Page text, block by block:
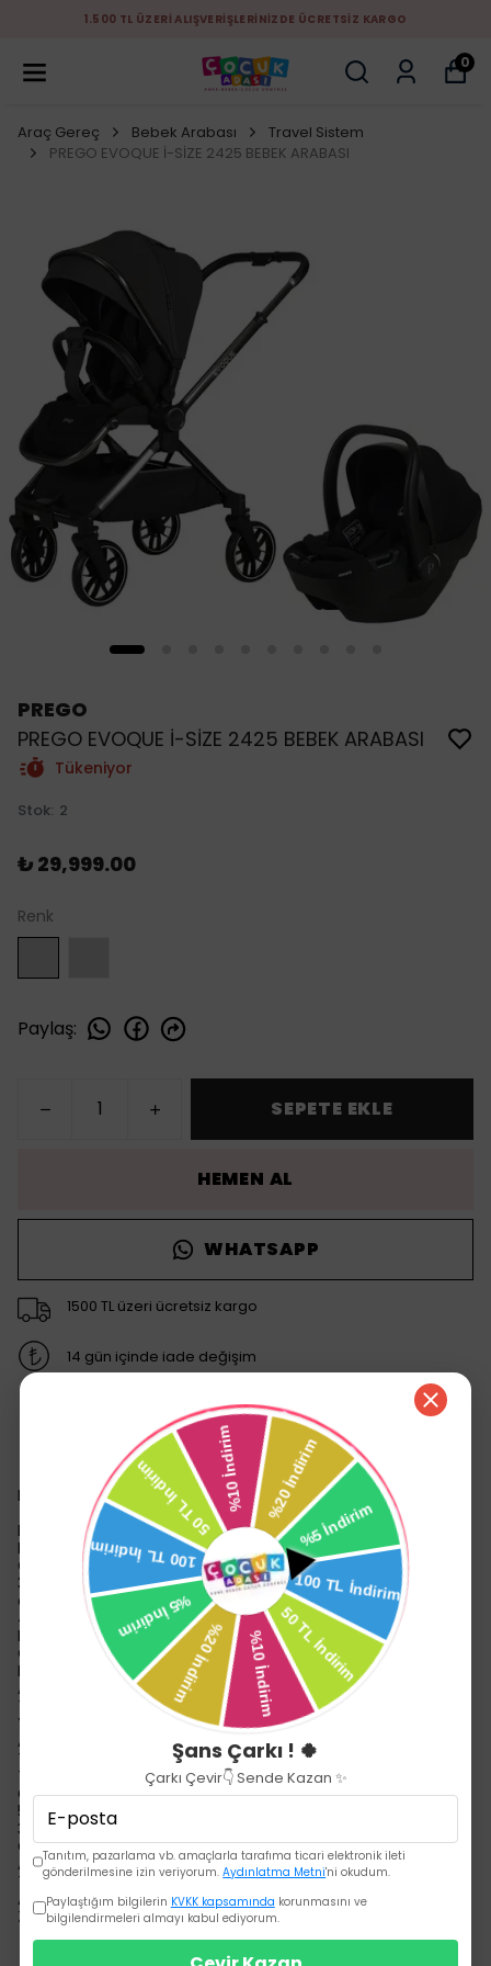
1.500 TL ÜZERİ ALIŞVERİŞLERİNİZDE ÜCRETSİZ KARGO
0
Araç Gereç Bebek Arabası
Travel Sistem
PREGO EVOQUE İ-SİZE 2425 BEBEK ARABASI
PREGO
PREGO EVOQUE İ-SİZE 2425 BEBEK ARABASI
Tükeniyor
Stok: 2
₺ 29,999.00
Renk
Paylaş:
SEPETE EKLE
HEMEN AL
WHATSAPP
1500 TL üzeri ücretsiz kargo
14 gün içinde iade değişim
Ürün Açıklaması
Bebek Arabası:
Modern ve şık tasarım.
Doğumdan itibaren kullanılabilir.
Çift yönlü kol mekanizması ile iki yönde kullanım imkanı.
3 farklı pozisyona ayarlanabilen ve tam yatabilen sırt
dayanağı.
4 dönebilir tekerlek; her birinin sabitlenebilme özelliği.
Ekstra yumuşak dokulu kumaş.
Oturma ünitesi ile kapanabilme özelliği.
Kompakt şekilde katlanabilir.
Alüminyum gövde yapısı.
Tek nokta fren sistemi.
Yüksekliği ayarlanabilir itme kolu.
Ayarlanabilir ayak dayanağı.
Tam kapanabilen tente.
Taşıma ile birlikte kullanılabilme (Travel System).
Çıkarılabilir ön bar.
5 noktalı emniyet kemeri.
360° dönebilen ve sabitlenebilen ön ve arka tekerlekler.
Geniş alt sepet.
Ayak örtüsü.
Taşıma kapasitesi: 22 kg maksimum.
Ağırlık: 11.6 kg.
ZENO FİX İ-Size Taşıma Özellikleri
Şans Çarkı ! 🍀
Çarkı Çevir👇 Sende Kazan ✨
Tanıtım, pazarlama vb. amaçlarla tarafıma ticari elektronik ileti
gönderilmesine izin veriyorum.Aydınlatma Metni'ni okudum.
Paylaştığım bilgilerin KVKK kapsamında korunmasını ve
bilgilendirmeleri almayı kabul ediyorum.